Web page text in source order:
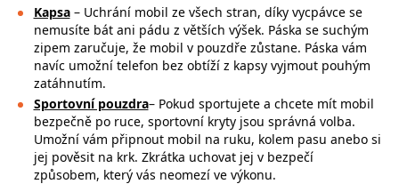
Kapsa– Uchrání mobil ze všech stran, díky vycpávce se
nemusíte bát ani pádu z větších výšek. Páska se suchým
zipem zaručuje, že mobil v pouzdře zůstane. Páska vám
navíc umožní telefon bez obtíží z kapsy vyjmout pouhým
zatáhnutím.
Sportovní pouzdra– Pokud sportujete a chcete mít mobil
bezpečně po ruce, sportovní kryty jsou správná volba.
Umožní vám připnout mobil na ruku, kolem pasu anebo si
jej pověsit na krk. Zkrátka uchovat jej v bezpečí
způsobem, který vás neomezí ve výkonu.